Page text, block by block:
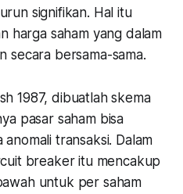
signifikan. Hal itu
harga saham yang dalam
secara bersama-sama.
1987, dibuatlah skema
pasar saham bisa
transaksi. Dalam
breaker itu mencakup
untuk per saham